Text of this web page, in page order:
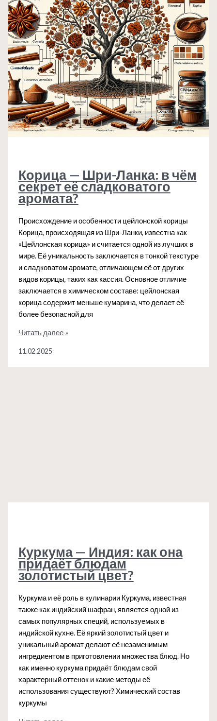
Корица — Шри-Ланка: в чём
секрет её сладковатого
аромата?
Происхождение и особенности цейлонской корицы
Корица, происходящая из Шри-Ланки, известна как
«Цейлонская корица» и считается одной из лучших в
мире. Её уникальность заключается в тонкой текстуре
и сладковатом аромате, отличающем её от других
видов корицы, таких как кассия. Основное отличие
заключается в химическом составе: цейлонская
корица содержит меньше кумарина, что делает её
более безопасной для
Корица
Шри-
Читать далее »
11.02.2025
Куркума — Индия: как она
придаёт блюдам
золотистый цвет?
Куркума и её роль в кулинарии Куркума, известная
также как индийский шафран, является одной из
самых популярных специй, используемых в
индийской кухне. Её яркий золотистый цвет и
уникальный аромат делают её незаменимым
ингредиентом в приготовлении множества блюд. Но
как именно куркума придаёт блюдам свой
характерный оттенок и какие методы её
использования существуют? Химический состав
куркумы